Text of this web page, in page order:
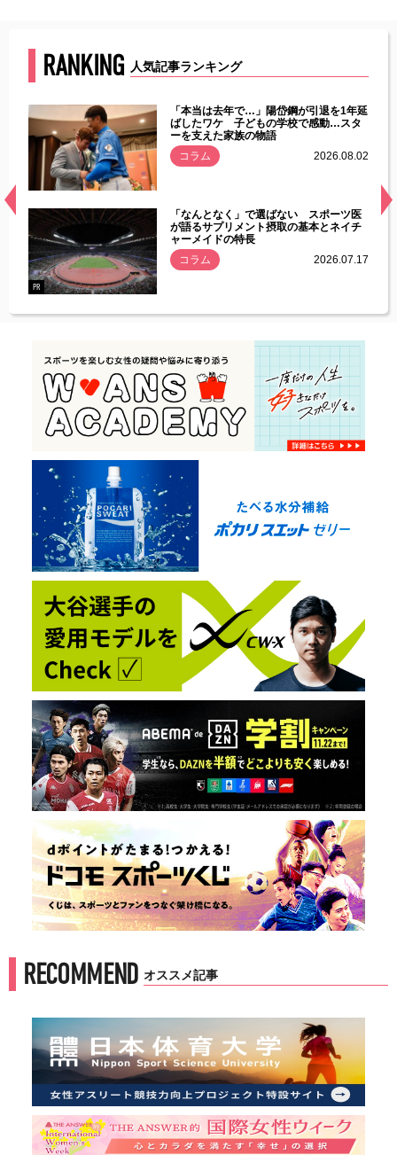
RANKING 人気記事ランキング
常
「本当は去年で…」陽岱鋼が引退を1年延
ばしたワケ 子どもの学校で感動…スタ
ーを支えた家族の物語
コラム
2026.08.02
PR
「なんとなく」で選ばない スポーツ医
が語るサプリメント摂取の基本とネイチ
ャーメイドの特長
コラム
2026.07.17
RECOMMEND オススメ記事